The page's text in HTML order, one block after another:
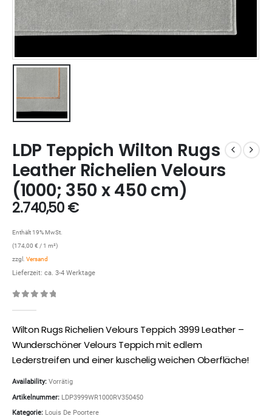
LDP Teppich Wilton Rugs
Leather Richelien Velours
(1000; 350 x 450 cm)
2.740,50€
Enthält 19% MwSt.
(174,00 € / 1 m²)
zzgl. Versand
Lieferzeit: ca. 3-4 Werktage
Wilton Rugs Richelien Velours Teppich 3999 Leather –
Wunderschöner Velours Teppich mit edlem
Lederstreifen und einer kuschelig weichen Oberfläche!
Availability: Vorrätig
Artikelnummer: LDP3999WR1000RV350450
Kategorie: Louis De Poortere